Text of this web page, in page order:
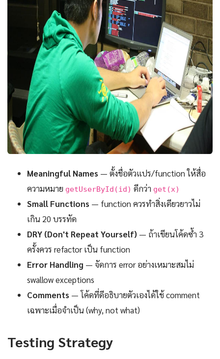
Meaningful Names — ตั้งชื่อตัวแปร/function ให้สื่อ
ความหมาย getUserById(id) ดีกว่า get(x)
Small Functions — function ควรทำสิ่งเดียวยาวไม่
เกิน 20 บรรทัด
DRY (Don't Repeat Yourself) — ถ้าเขียนโค้ดซ้ำ 3
ครั้งควร refactor เป็น function
Error Handling — จัดการ error อย่างเหมาะสมไม่
swallow exceptions
Comments — โค้ดที่ดีอธิบายตัวเองได้ใช้ comment
เฉพาะเมื่อจำเป็น (why, not what)
Testing Strategy